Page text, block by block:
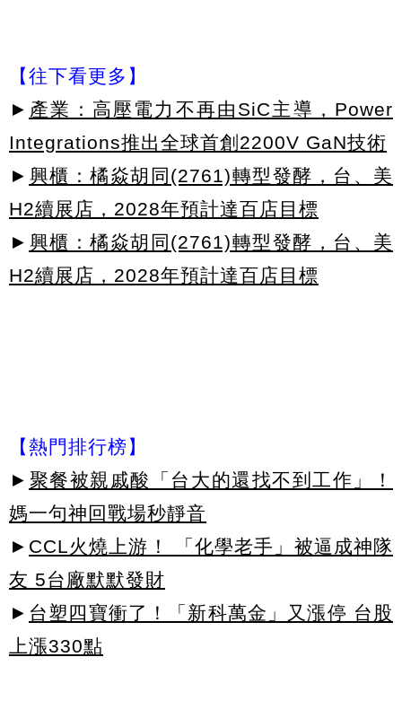
【往下看更多】
► 產業：高壓電力不再由SiC主導，Power
Integrations推出全球首創2200V GaN技術
► 興櫃：橘焱胡同(2761)轉型發酵，台、美
H2續展店，2028年預計達百店目標
► 興櫃：橘焱胡同(2761)轉型發酵，台、美
H2續展店，2028年預計達百店目標
【熱門排行榜】
► 聚餐被親戚酸「台大的還找不到工作」！
媽一句神回戰場秒靜音
► CCL火燒上游！ 「化學老手」被逼成神隊
友 5台廠默默發財
► 台塑四寶衝了！「新科萬金」又漲停 台股
上漲330點